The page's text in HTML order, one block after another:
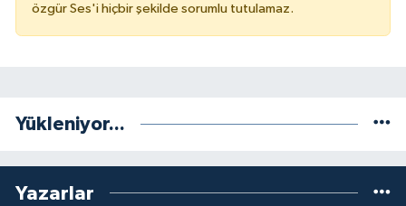
özgür Ses'i hiçbir şekilde sorumlu tutulamaz.
Yükleniyor...
Yazarlar